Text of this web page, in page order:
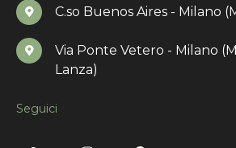
C.so Buenos Aires - Milano
Via Ponte Vetero - Milano
Lanza)
Seguici